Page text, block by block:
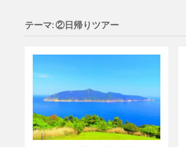
テーマ:②日帰りツアー